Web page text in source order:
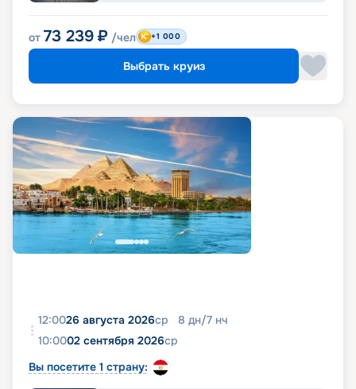
от 73 239 ₽ /чел +1 000
Выбрать круиз
12:0026 августа 2026ср 8 дн/7 нч
10:0002 сентября 2026ср
Вы посетите 1 страну: